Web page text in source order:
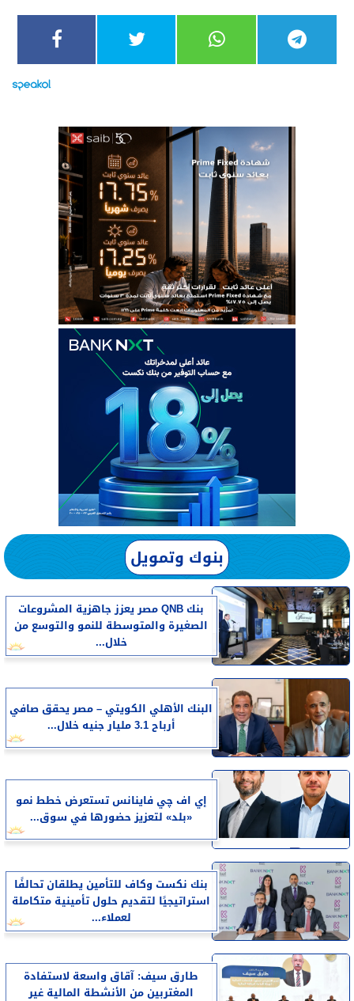
بنوك وتمويل
بنك QNB مصر يعزز جاهزية المشروعات
الصغيرة والمتوسطة للنمو والتوسع من
خلال...
البنك الأهلي الكويتي – مصر يحقق صافي
أرباح 3.1 مليار جنيه خلال...
إي اف چي فاينانس تستعرض خطط نمو
«بلد» لتعزيز حضورها في سوق...
بنك نكست وكاف للتأمين يطلقان تحالفًا
استراتيجيًا لتقديم حلول تأمينية متكاملة
لعملاء...
طارق سيف: آقاق واسعة لاستفادة
المغتربين من الأنشطة المالية غير